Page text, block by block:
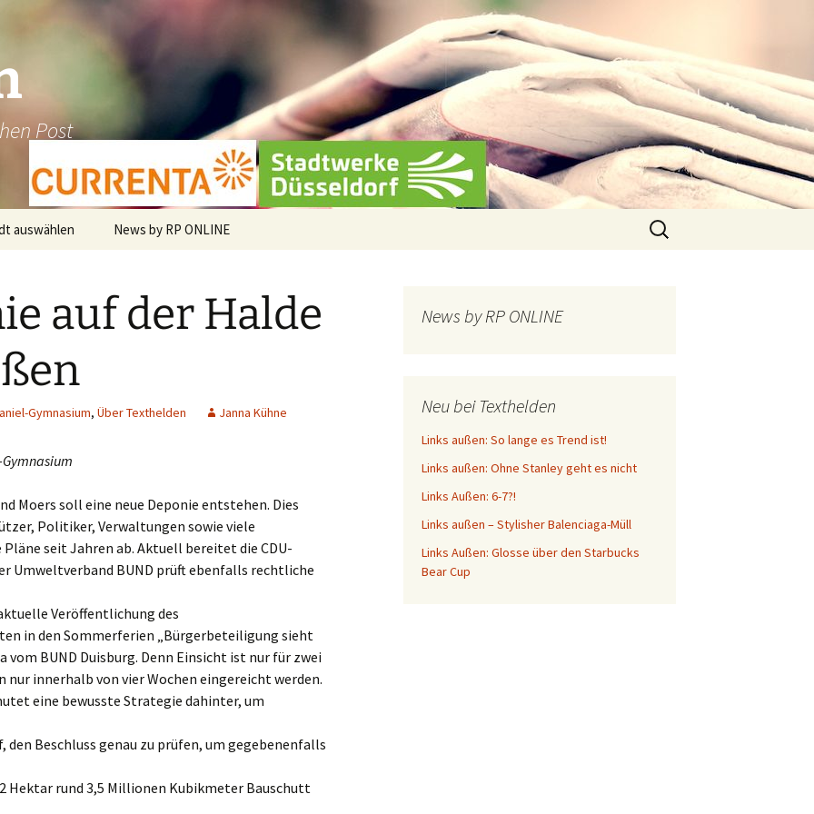
Post
auswählen
Hau
News by RP ONLINE
Suchen
nach:
auf der Halde
Gymnasium, Über Texthelden Janna Kühne
Moers soll eine neue Deponie entstehen. Dies
Politiker, Verwaltungen sowie viele
seit Jahren ab. Aktuell bereitet die CDU-
Umweltverband BUND prüft ebenfalls rechtliche
Veröffentlichung des
in den Sommerferien „Bürgerbeteiligung sieht
vom BUND Duisburg. Denn Einsicht ist nur für zwei
nur innerhalb von vier Wochen eingereicht werden.
eine bewusste Strategie dahinter, um
den Beschluss genau zu prüfen, um gegebenenfalls
Hektar rund 3,5 Millionen Kubikmeter Bauschutt
News by RP ONLINE
Neu bei Texthelden
Links außen: So lange es Trend ist!
Links außen: Ohne Stanley geht es nicht
Links Außen: 6-7?!
Links außen – Stylisher Balenciaga-Müll
Links Außen: Glosse über den Starbucks
Bear Cup